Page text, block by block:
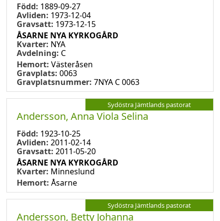
Född: 1889-09-27
Avliden: 1973-12-04
Gravsatt: 1973-12-15
ÅSARNE NYA KYRKOGÅRD
Kvarter: NYA
Avdelning: C
Hemort: Västeråsen
Gravplats: 0063
Gravplatsnummer: 7NYA C 0063
Sydöstra Jämtlands pastorat
Andersson, Anna Viola Selina
Född: 1923-10-25
Avliden: 2011-02-14
Gravsatt: 2011-05-20
ÅSARNE NYA KYRKOGÅRD
Kvarter: Minneslund
Hemort: Åsarne
Sydöstra Jämtlands pastorat
Andersson, Betty Johanna